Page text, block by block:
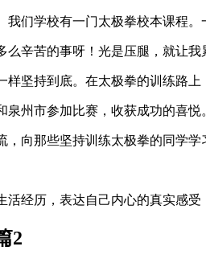
们学校有一门太极拳校本课程
辛苦的事呀！光是压腿，就让
坚持到底。在太极拳的训练路
州市参加比赛，收获成功的喜悦
向那些坚持训练太极拳的同学
经历，表达自己内心的真实感
2